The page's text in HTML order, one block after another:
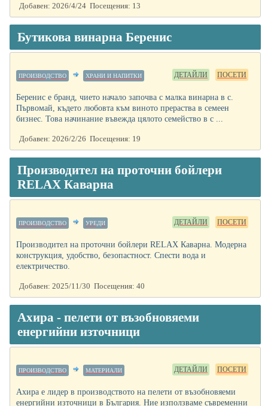
Добавен: 2026/4/24 Посещения: 13
Бутикова винарна Беренис
ПРОИЗВОДСТВО ХРАНИ И НАПИТКИ ПОСЕТИ
ДЕТАЙЛИ
Беренис е бранд, чието начало започва с малка винарна в с.
Първомай, където любовта към виното прераства в семеен
бизнес. Това начинание въвежда цялото семейство в с ...
Добавен: 2026/2/26 Посещения: 19
Производител на проточни бойлери
RELAX Каварна
ПРОИЗВОДСТВО УРЕДИ ПОСЕТИ
ДЕТАЙЛИ
Производител на проточни бойлери RELAX Каварна. Модерна
конструкция, удобство, безопастност. Спести вода и
електричество.
Добавен: 2025/11/30 Посещения: 40
Ахира - пелети от възобновяеми
енергийни източници
ПРОИЗВОДСТВО МАТЕРИАЛИ ПОСЕТИ
ДЕТАЙЛИ
Ахира е лидер в производството на пелети от възобновяеми
енергийни източници в България. Ние използваме съвременни